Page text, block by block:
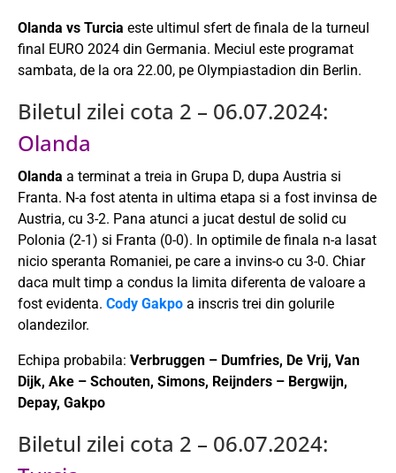
Olanda vs Turcia este ultimul sfert de finala de la turneul
final EURO 2024 din Germania. Meciul este programat
sambata, de la ora 22.00, pe Olympiastadion din Berlin.
Biletul zilei cota 2 – 06.07.2024:
Olanda
Olanda a terminat a treia in Grupa D, dupa Austria si
Franta. N-a fost atenta in ultima etapa si a fost invinsa de
Austria, cu 3-2. Pana atunci a jucat destul de solid cu
Polonia (2-1) si Franta (0-0). In optimile de finala n-a lasat
nicio speranta Romaniei, pe care a invins-o cu 3-0. Chiar
daca mult timp a condus la limita diferenta de valoare a
fost evidenta. Cody Gakpo a inscris trei din golurile
olandezilor.
Echipa probabila: Verbruggen – Dumfries, De Vrij, Van
Dijk, Ake – Schouten, Simons, Reijnders – Bergwijn,
Depay, Gakpo
Biletul zilei cota 2 – 06.07.2024: